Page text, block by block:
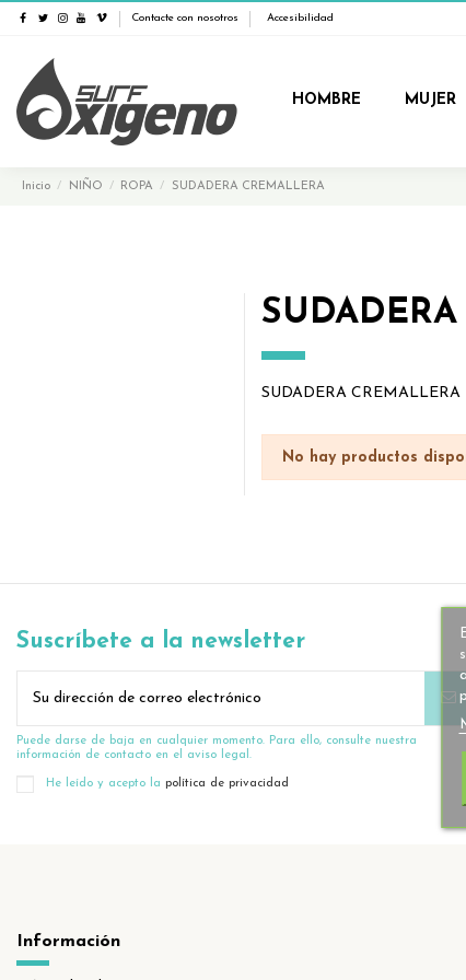
Contacte con nosotros Accesibilidad
HOMBRE MUJER
Inicio NIÑO ROPA SUDADERA CREMALLERA
SUDADERA CREMALLERA
No hay productos
Suscríbete a la newsletter
Puede darse de baja en cualquier momento. Para ello, consulte nuestra
información de contacto en el aviso legal.
He leído y acepto la política de privacidad
Información